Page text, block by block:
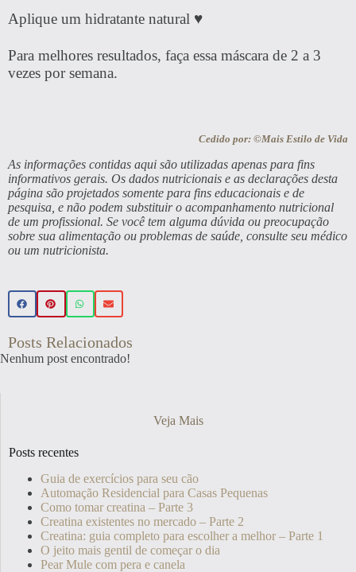
Aplique um hidratante natural ♥
Para melhores resultados, faça essa máscara de 2 a 3
vezes por semana.
Cedido por: ©Mais Estilo de Vida
As informações contidas aqui são utilizadas apenas para fins
informativos gerais. Os dados nutricionais e as declarações desta
página são projetados somente para fins educacionais e de
pesquisa, e não podem substituir o acompanhamento nutricional
de um profissional. Se você tem alguma dúvida ou preocupação
sobre sua alimentação ou problemas de saúde, consulte seu médico
ou um nutricionista.
Posts Relacionados
Nenhum post encontrado!
Veja Mais
Posts recentes
Guia de exercícios para seu cão
Automação Residencial para Casas Pequenas
Como tomar creatina – Parte 3
Creatina existentes no mercado – Parte 2
Creatina: guia completo para escolher a melhor – Parte 1
O jeito mais gentil de começar o dia
Pear Mule com pera e canela